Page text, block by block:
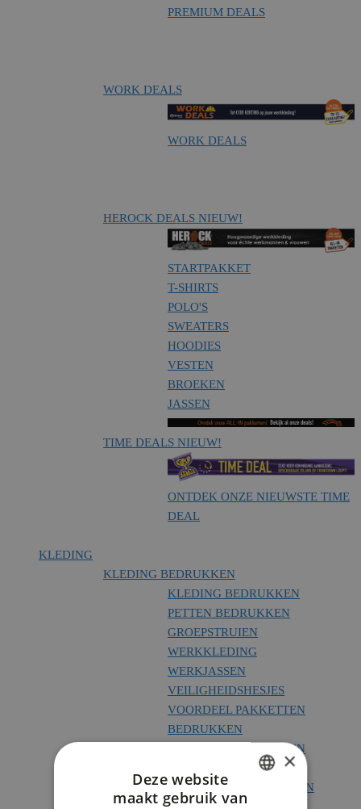
PREMIUM DEALS
WORK DEALS
WORK DEALS
HEROCK DEALS NIEUW!
STARTPAKKET
T-SHIRTS
POLO'S
SWEATERS
HOODIES
VESTEN
BROEKEN
JASSEN
TIME DEALS NIEUW!
ONTDEK ONZE NIEUWSTE TIME
DEAL
KLEDING
KLEDING BEDRUKKEN
KLEDING BEDRUKKEN
PETTEN BEDRUKKEN
GROEPSTRUIEN
WERKKLEDING
WERKJASSEN
VEILIGHEIDSHESJES
VOORDEEL PAKKETTEN
BEDRUKKEN
VOORDEEL PAKKETTEN
EINDEJAARS PAKKETTEN
×
Deze website
maakt gebruik van